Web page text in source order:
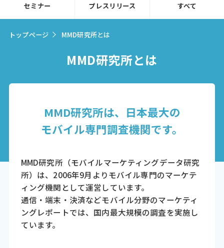
セミナー プレスリリース すべて
トップページ MMD研究所とは
MMD研究所とは
MMD研究所は、日本最大の
モバイル専門調査機関です。
MMD研究所（モバイルマーケティングデータ研究
所）は、2006年9月よりモバイル専門のマーケテ
ィング機関として運営しています。
通信・端末・決済などモバイル分野のマーケティ
ングレポートでは、国内最大規模の調査を実施し
ています。